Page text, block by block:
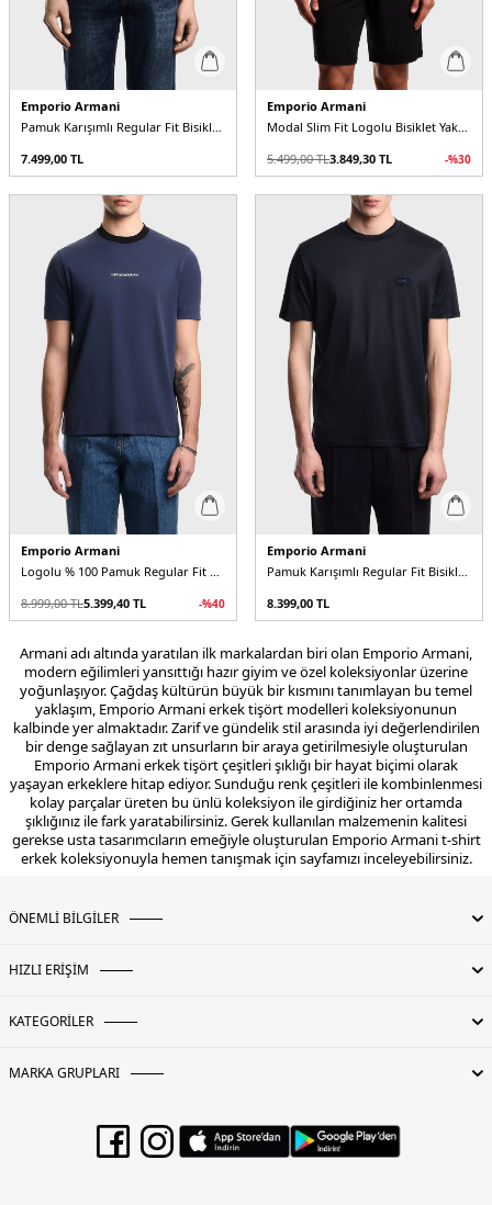
Emporio Armani
Pamuk Karışımlı Regular Fit Bisiklet Yaka Erkek T Shirt
7.499,00 TL
Emporio Armani
Modal Slim Fit Logolu Bisiklet Yaka Erkek T Shirt
5.499,00TL3.849,30 TL -%30
Emporio Armani
Logolu % 100 Pamuk Regular Fit Bisiklet Yaka Sırt Baskılı Erkek T Shirt
8.999,00TL5.399,40 TL -%40
Emporio Armani
Pamuk Karışımlı Regular Fit Bisiklet Yaka Erkek T Shirt
8.399,00 TL
Armani adı altında yaratılan ilk markalardan biri olan Emporio Armani,
modern eğilimleri yansıttığı hazır giyim ve özel koleksiyonlar üzerine
yoğunlaşıyor. Çağdaş kültürün büyük bir kısmını tanımlayan bu temel
yaklaşım, Emporio Armani erkek tişört modelleri koleksiyonunun
kalbinde yer almaktadır. Zarif ve gündelik stil arasında iyi değerlendirilen
bir denge sağlayan zıt unsurların bir araya getirilmesiyle oluşturulan
Emporio Armani erkek tişört çeşitleri şıklığı bir hayat biçimi olarak
yaşayan erkeklere hitap ediyor. Sunduğu renk çeşitleri ile kombinlenmesi
kolay parçalar üreten bu ünlü koleksiyon ile girdiğiniz her ortamda
şıklığınız ile fark yaratabilirsiniz. Gerek kullanılan malzemenin kalitesi
gerekse usta tasarımcıların emeğiyle oluşturulan Emporio Armani t-shirt
erkek koleksiyonuyla hemen tanışmak için sayfamızı inceleyebilirsiniz.
ÖNEMLİ BİLGİLER
HIZLI ERİŞİM
KATEGORİLER
MARKA GRUPLARI